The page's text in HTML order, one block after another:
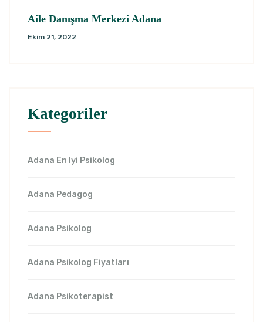
Aile Danışma Merkezi Adana
Ekim 21, 2022
Kategoriler
Adana En Iyi Psikolog
Adana Pedagog
Adana Psikolog
Adana Psikolog Fiyatları
Adana Psikoterapist